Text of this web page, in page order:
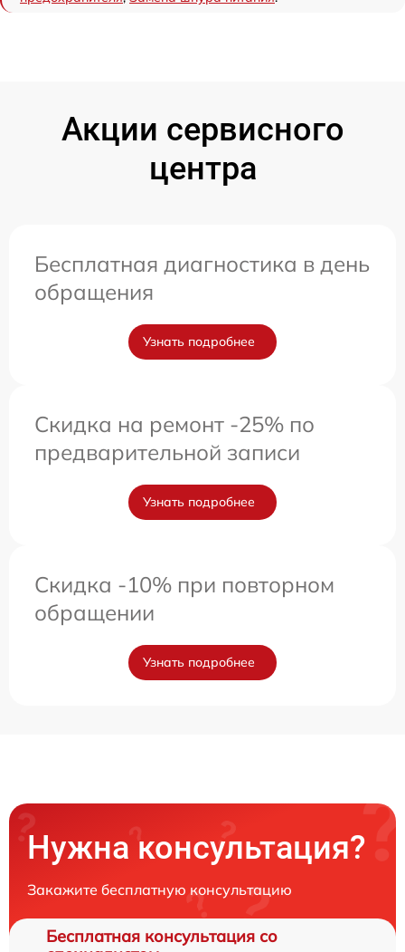
Акции сервисного
центра
Бесплатная диагностика в день
обращения
Узнать подробнее
Скидка на ремонт -25% по
предварительной записи
Узнать подробнее
Скидка -10% при повторном
обращении
Узнать подробнее
Нужна консультация?
Закажите бесплатную консультацию
Бесплатная консультация со